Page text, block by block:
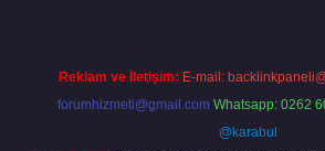
Reklam ve İletişim: E-mail:
forumhizmeti@gmail.com Whatsapp: 0262
@karabul